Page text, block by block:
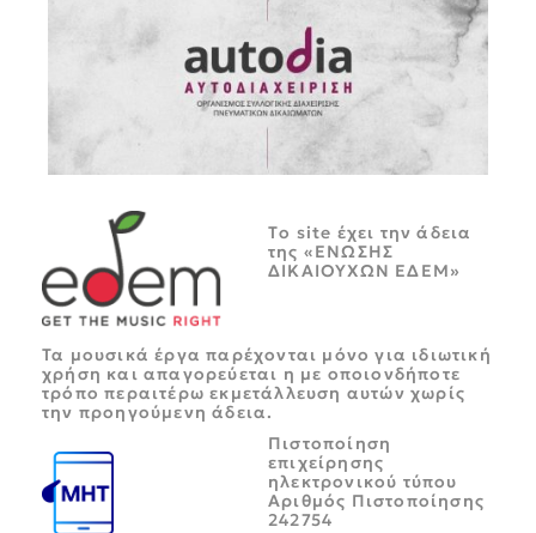
Tο site έχει την άδεια
της «ΕΝΩΣΗΣ
ΔΙΚΑΙΟΥΧΩΝ ΕΔΕΜ»
Τα μουσικά έργα παρέχονται μόνο για ιδιωτική
χρήση και απαγορεύεται η με οποιονδήποτε
τρόπο περαιτέρω εκμετάλλευση αυτών χωρίς
την προηγούμενη άδεια.
Πιστοποίηση
επιχείρησης
ηλεκτρονικού τύπου
Αριθμός Πιστοποίησης
242754